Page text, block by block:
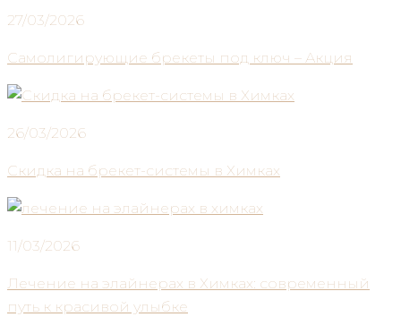
27/03/2026
Самолигирующие брекеты под ключ – Акция
26/03/2026
Скидка на брекет-системы в Химках
11/03/2026
Лечение на элайнерах в Химках: современный
путь к красивой улыбке